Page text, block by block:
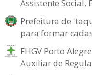
Assistente Social,
Prefeitura de
para formar
FHGV Porto
Auxiliar de